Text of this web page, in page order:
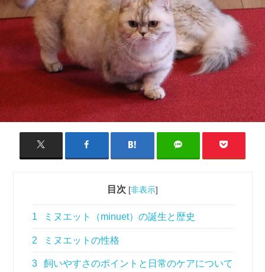
目次 [非表示]
1 ミヌエット（minuet）の誕生と歴史
2 ミヌエットの性格
3 飼いやすさのポイントと日常のケアについて